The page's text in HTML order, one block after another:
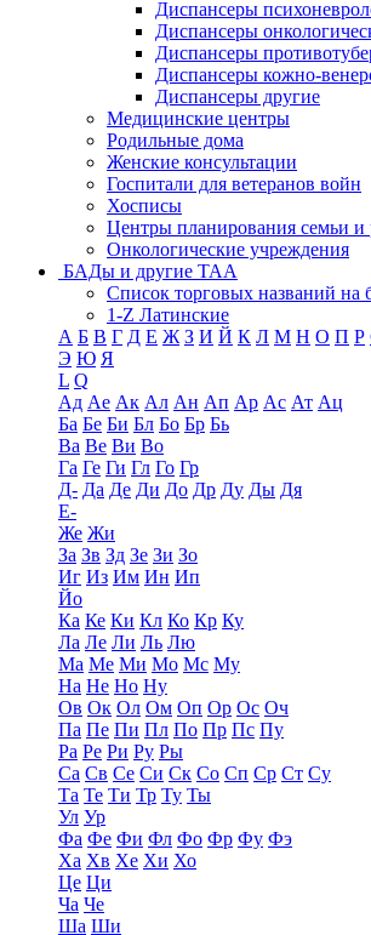
Диспансеры
Диспансеры
Диспансеры
Диспансеры кожно-
Диспансеры другие
Медицинские центры
Родильные дома
Женские консультации
Госпитали для ветеранов войн
Хосписы
Центры планирования семьи и
Онкологические учреждения
БАДы и другие ТАА
Список торговых названий
1-Z Латинские
А Б В Г Д Е Ж З И Й К Л М Н О П Р
Э Ю Я
L Q
Ад Ае Ак Ал Ан Ап Ар Ас Ат Ац
Ба Бе Би Бл Бо Бр Бь
Ва Ве Ви Во
Га Ге Ги Гл Го Гр
Д- Да Де Ди До Др Ду Ды Дя
Е-
Же Жи
За Зв Зд Зе Зи Зо
Иг Из Им Ин Ип
Йо
Ка Ке Ки Кл Ко Кр Ку
Ла Ле Ли Ль Лю
Ма Ме Ми Мо Мс Му
На Не Но Ну
Ов Ок Ол Ом Оп Ор Ос Оч
Па Пе Пи Пл По Пр Пс Пу
Ра Ре Ри Ру Ры
Са Св Се Си Ск Со Сп Ср Ст Су
Та Те Ти Тр Ту Ты
Ул Ур
Фа Фе Фи Фл Фо Фр Фу Фэ
Ха Хв Хе Хи Хо
Це Ци
Ча Че
Ша Ши